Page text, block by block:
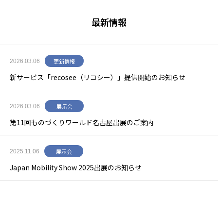
最新情報
2026.03.06 更新情報
新サービス「recosee（リコシー）」提供開始のお知らせ
2026.03.06 展示会
第11回ものづくりワールド名古屋出展のご案内
2025.11.06 展示会
Japan Mobility Show 2025出展のお知らせ